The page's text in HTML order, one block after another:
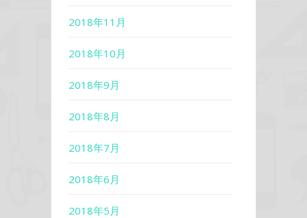
2018年11月
2018年10月
2018年9月
2018年8月
2018年7月
2018年6月
2018年5月